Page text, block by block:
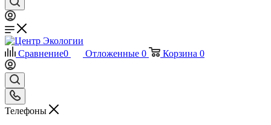
Сравнение0 Отложенные 0 Корзина 0
Телефоны